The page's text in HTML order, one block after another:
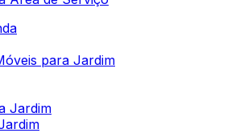
para Jardim
Jardim